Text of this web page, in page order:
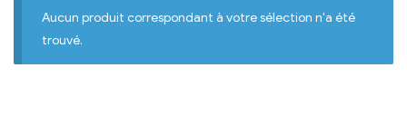
Aucun produit correspondant à votre sélection n'a été
trouvé.